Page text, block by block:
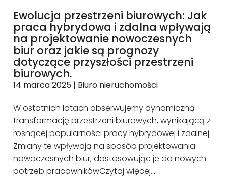
Ewolucja przestrzeni biurowych: Jak
praca hybrydowa i zdalna wpływają
na projektowanie nowoczesnych
biur oraz jakie są prognozy
dotyczące przyszłości przestrzeni
biurowych.
14 marca 2025 | Biuro nieruchomości
​W ostatnich latach obserwujemy dynamiczną
transformację przestrzeni biurowych, wynikającą z
rosnącej popularności pracy hybrydowej i zdalnej.
Zmiany te wpływają na sposób projektowania
nowoczesnych biur, dostosowując je do nowych
potrzeb pracownikówCzytaj więcej…